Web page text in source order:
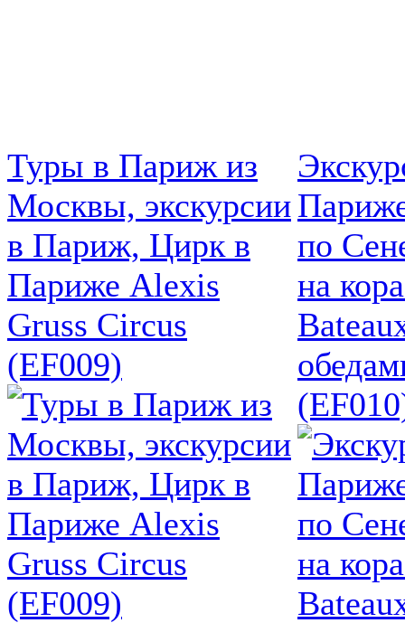
Туры в Париж из
Москвы, экскурсии
в Париж, Цирк в
Париже Alexis
Gruss Circus
(EF009)
по
на